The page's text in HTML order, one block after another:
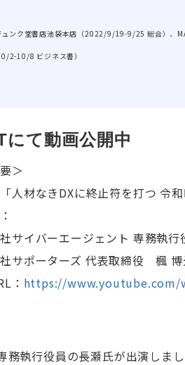
ク堂書店池袋本店（2022/9/19-9/25 総合）、
2-10/8 ビジネス書）
にて動画公開中
＞
人材なきDXに終止符を打つ 令
サイバーエージェント 専務執
サポーターズ 代表取締役 楓 博
： https://www.youtube.com/
執行役員の長瀬氏が出演しまし